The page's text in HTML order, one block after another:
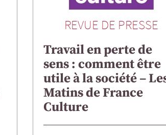
REVUE DE PRESSE
Travail en perte de
sens : comment être
utile à la société –
Matins de France
Culture